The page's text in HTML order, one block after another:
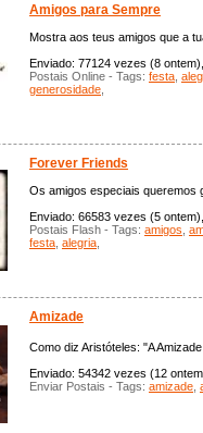
Amigos para Sempre
Mostra aos teus amigos que a
Enviado: 77124 vezes (8
Postais Online - Tags: festa
generosidade
Forever Friends
Os amigos especiais queremos
Enviado: 66583 vezes (5
Postais Flash - Tags: amigos
festa alegria
Amizade
Como diz Aristóteles: "A
Enviado: 54342 vezes (12
Enviar Postais - Tags: amizade